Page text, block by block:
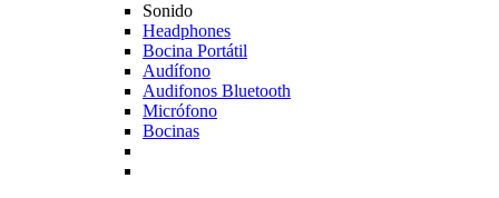
Sonido
Headphones
Bocina Portátil
Audífono
Audifonos Bluetooth
Micrófono
Bocinas